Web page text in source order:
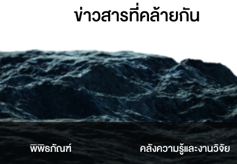
ข่าวสารที่่คล้ายกัน
พิพิธภัณฑ์ คลังความรู้และงานวิจัย